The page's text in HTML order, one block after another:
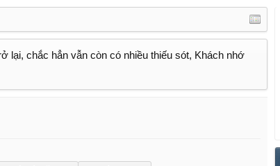
lại, chắc hẳn vẫn còn có nhiều thiếu sót, Khách nhớ